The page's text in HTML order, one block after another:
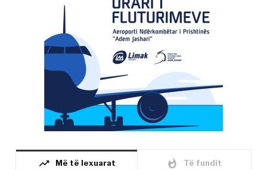
trending_up Më të lexuarat whatshot Të fundit